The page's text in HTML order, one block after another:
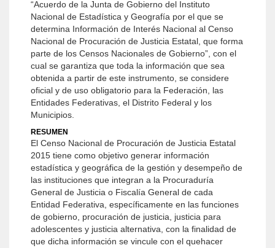
“Acuerdo de la Junta de Gobierno del Instituto
Nacional de Estadística y Geografía por el que se
determina Información de Interés Nacional al Censo
Nacional de Procuración de Justicia Estatal, que forma
parte de los Censos Nacionales de Gobierno”, con el
cual se garantiza que toda la información que sea
obtenida a partir de este instrumento, se considere
oficial y de uso obligatorio para la Federación, las
Entidades Federativas, el Distrito Federal y los
Municipios.
RESUMEN
El Censo Nacional de Procuración de Justicia Estatal
2015 tiene como objetivo generar información
estadística y geográfica de la gestión y desempeño de
las instituciones que integran a la Procuraduría
General de Justicia o Fiscalía General de cada
Entidad Federativa, específicamente en las funciones
de gobierno, procuración de justicia, justicia para
adolescentes y justicia alternativa, con la finalidad de
que dicha información se vincule con el quehacer